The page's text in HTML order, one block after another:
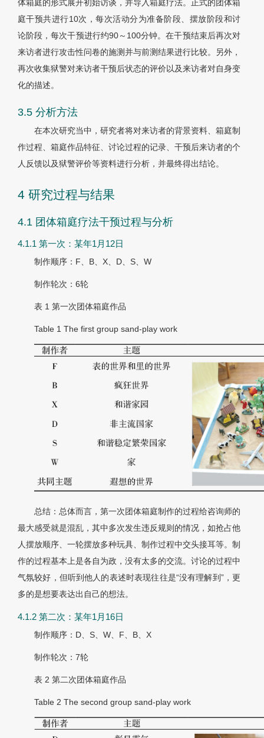
体箱庭的形式展开初始访谈，并导入箱庭疗法。正式的团体箱
庭干预共进行10次，每次活动分为准备阶段、摆放阶段和讨
论阶段，每次干预进行约90～100分钟。在干预结束后再次对
来访者进行攻击性问卷的施测并与前测结果进行比较。另外，
再次收集狱警对来访者干预后状态的评价以及来访者对自身变
化的描述。
3.5 分析方法
在本次研究当中，研究者将对来访者的背景资料、箱庭制
作过程、箱庭作品特征、讨论过程的记录、干预后来访者的个
人反馈以及狱警评价等资料进行分析，并最终得出结论。
4 研究过程与结果
4.1 团体箱庭疗法干预过程与分析
4.1.1 第一次：某年1月12日
制作顺序：F、B、X、D、S、W
制作轮次：6轮
表 1 第一次团体箱庭作品
Table 1 The first group sand-play work
总结：总体而言，第一次团体箱庭制作的过程给咨询师的
最大感受就是混乱，其中多次发生违反规则的情况，如抢占他
人摆放顺序、一轮摆放多种玩具、制作过程中交头接耳等。制
作的过程基本上是各自为政，没有太多的交流。讨论的过程中
气氛较好，但听到他人的表述时表现往往是“没有理解到”，更
多的是想要表达出自己的想法。
4.1.2 第二次：某年1月16日
制作顺序：D、S、W、F、B、X
制作轮次：7轮
表 2 第二次团体箱庭作品
Table 2 The second group sand-play work